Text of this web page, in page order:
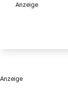
Anzeige
Anzeige